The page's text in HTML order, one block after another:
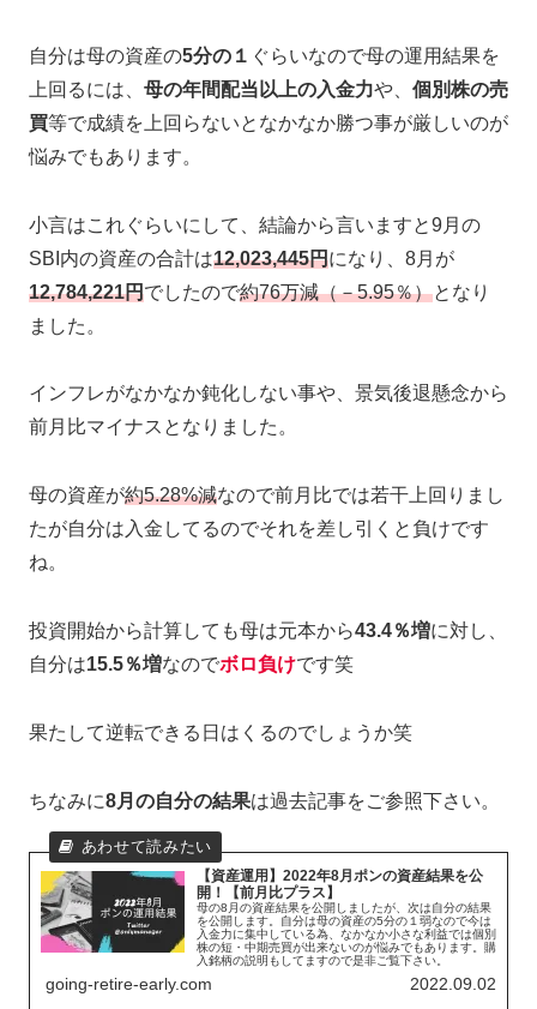
自分は母の資産の5分の１ ぐらいなので母の運用結果を
上回るには、 母の年間配当以上の入金力や、 個別株の売
買等で成績を上回らないとなかなか勝つ事が厳しいのが
悩みでもあります。
小言はこれぐらいにして、結論から言いますと9月の
SBI内の資産の合計は12,023,445円になり、8月が
12,784,221円でしたので約76万減（－5.95％）となり
ました。
インフレがなかなか鈍化しない事や、景気後退懸念から
前月比マイナスとなりました。
母の資産が約5.28%減なので前月比では若干上回りまし
たが自分は入金してるのでそれを差し引くと負けです
ね。
投資開始から計算しても母は元本から43.4％増に対し、
自分は15.5％増なのでボロ負けです笑
果たして逆転できる日はくるのでしょうか笑
ちなみに8月の自分の結果は過去記事をご参照下さい。
【資産運用】2022年8月ポンの資産結果を公
開！【前月比プラス】
母の8月の資産結果を公開しましたが、次は自分の結果
を公開します。自分は母の資産の5分の１弱なので今は
入金力に集中している為、なかなか小さな利益では個別
株の短・中期売買が出来ないのが悩みでもあります。購
入銘柄の説明もしてますので是非ご覧下さい。
going-retire-early.com 2022.09.02